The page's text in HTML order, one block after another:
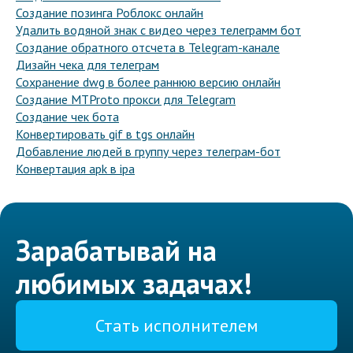
Создание позинга Роблокс онлайн
Удалить водяной знак с видео через телеграмм бот
Создание обратного отсчета в Telegram-канале
Дизайн чека для телеграм
Сохранение dwg в более раннюю версию онлайн
Создание MTProto прокси для Telegram
Создание чек бота
Конвертировать gif в tgs онлайн
Добавление людей в группу через телеграм-бот
Конвертация apk в ipa
Зарабатывай на
любимых задачах!
Стать исполнителем